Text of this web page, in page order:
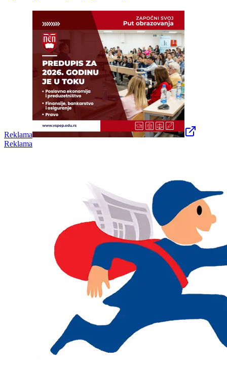
Reklama
Reklama